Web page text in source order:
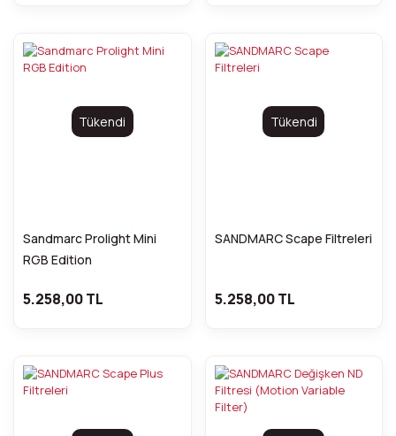
Tükendi
Sandmarc Prolight Mini
RGB Edition
5.258,00 TL
Tükendi
SANDMARC Scape Filtreleri
5.258,00 TL